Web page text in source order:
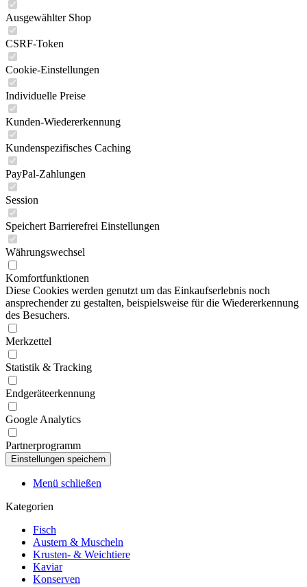
Ausgewählter Shop
CSRF-Token
Cookie-Einstellungen
Individuelle Preise
Kunden-Wiedererkennung
Kundenspezifisches Caching
PayPal-Zahlungen
Session
Speichert Barrierefrei Einstellungen
Währungswechsel
Komfortfunktionen
Diese Cookies werden genutzt um das Einkaufserlebnis noch
ansprechender zu gestalten, beispielsweise für die Wiedererkennung
des Besuchers.
Merkzettel
Statistik & Tracking
Endgeräteerkennung
Google Analytics
Partnerprogramm
Menü schließen
Kategorien
Fisch
Austern & Muscheln
Krusten- & Weichtiere
Kaviar
Konserven